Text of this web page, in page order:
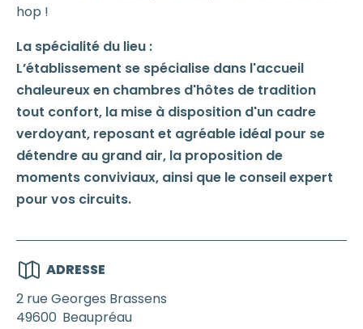
hop !
La spécialité du lieu :
L’établissement se spécialise dans l'accueil
chaleureux en chambres d'hôtes de tradition
tout confort, la mise à disposition d'un cadre
verdoyant, reposant et agréable idéal pour se
détendre au grand air, la proposition de
moments conviviaux, ainsi que le conseil expert
pour vos circuits.
ADRESSE
2 rue Georges Brassens
49600 Beaupréau